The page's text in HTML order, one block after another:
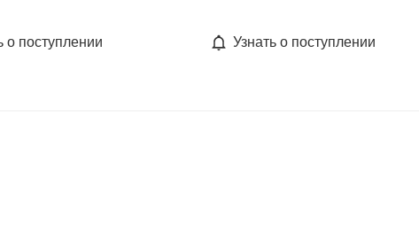
о поступлении Узнать о поступлении